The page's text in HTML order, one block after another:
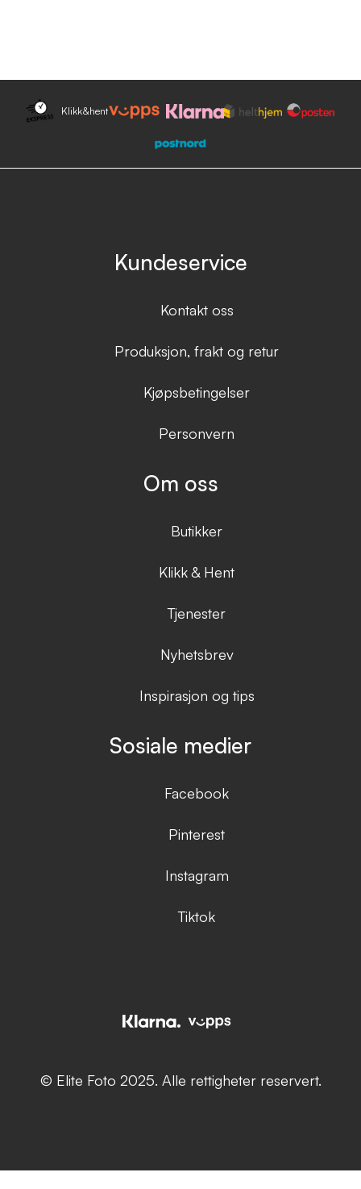
Klikk&hent
Kundeservice
Kontakt oss
Produksjon, frakt og retur
Kjøpsbetingelser
Personvern
Om oss
Butikker
Klikk & Hent
Tjenester
Nyhetsbrev
Inspirasjon og tips
Sosiale medier
Facebook
Pinterest
Instagram
Tiktok
© Elite Foto 2025. Alle rettigheter reservert.